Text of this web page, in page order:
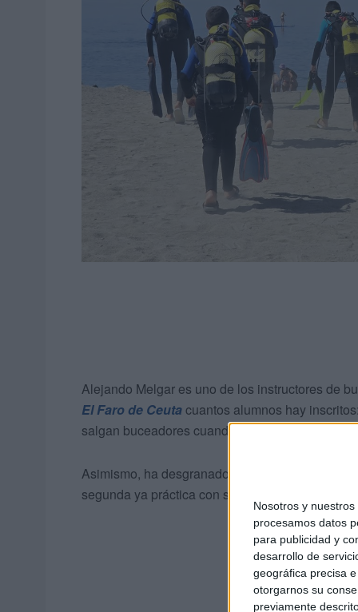
Nosotros y nuestros
procesamos datos
para publicidad y
desarrollo de
geográfica precisa
otorgarnos su
previamente
Alejando Melgar es uno de los instructores de
El Faro de Ceutacuantos alumnos hay
salgan buceadores cuando acaben las dos
Asimismo, ha desgranado cómo funciona este
segunda ya práctica con sus equipos, los dos